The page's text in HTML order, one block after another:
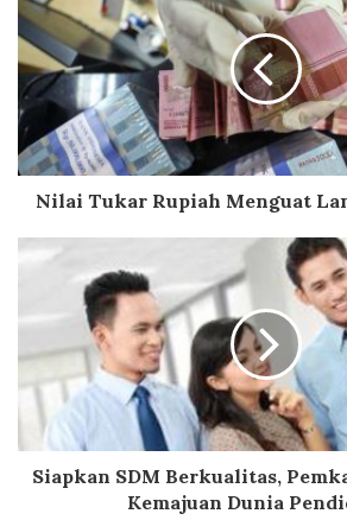
Nilai Tukar Rupiah Menguat
Siapkan SDM Berkualitas,
Kemajuan Dunia